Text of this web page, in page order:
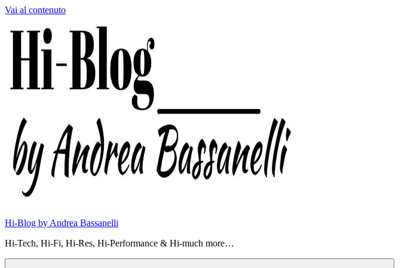
Vai al contenuto
Hi-Blog by Andrea Bassanelli
Hi-Tech, Hi-Fi, Hi-Res, Hi-Performance & Hi-much more…